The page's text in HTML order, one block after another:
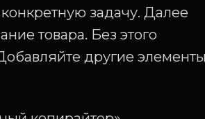
задачу. Далее
товара. Без этого
другие